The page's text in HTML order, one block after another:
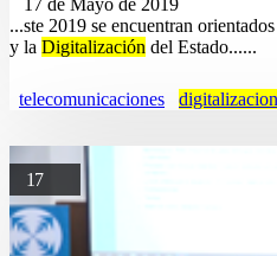
17 de Mayo de 2019
...ste 2019 se encuentran
y la Digitalización del Estado......
telecomunicaciones digitalizacion
17